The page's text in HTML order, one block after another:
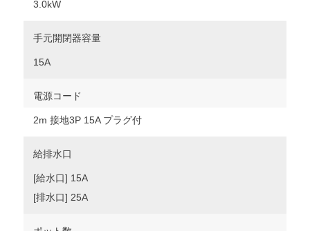
3.0kW
手元開閉器容量
15A
電源コード
2m 接地3P 15A プラグ付
給排水口
[給水口] 15A
[排水口] 25A